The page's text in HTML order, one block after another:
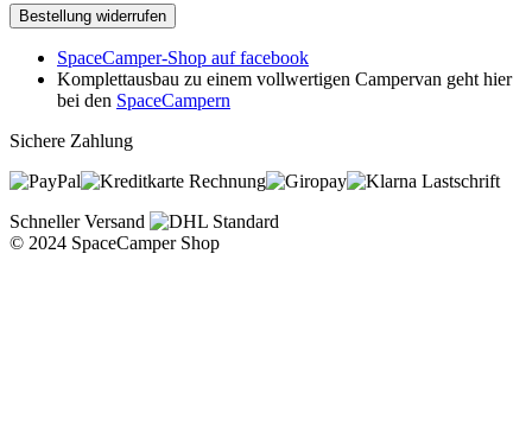
Bestellung widerrufen
SpaceCamper-Shop auf facebook
Komplettausbau zu einem vollwertigen Campervan geht hier
bei den SpaceCampern
Sichere Zahlung
Rechnung
Lastschrift
Schneller Versand
© 2024 SpaceCamper Shop